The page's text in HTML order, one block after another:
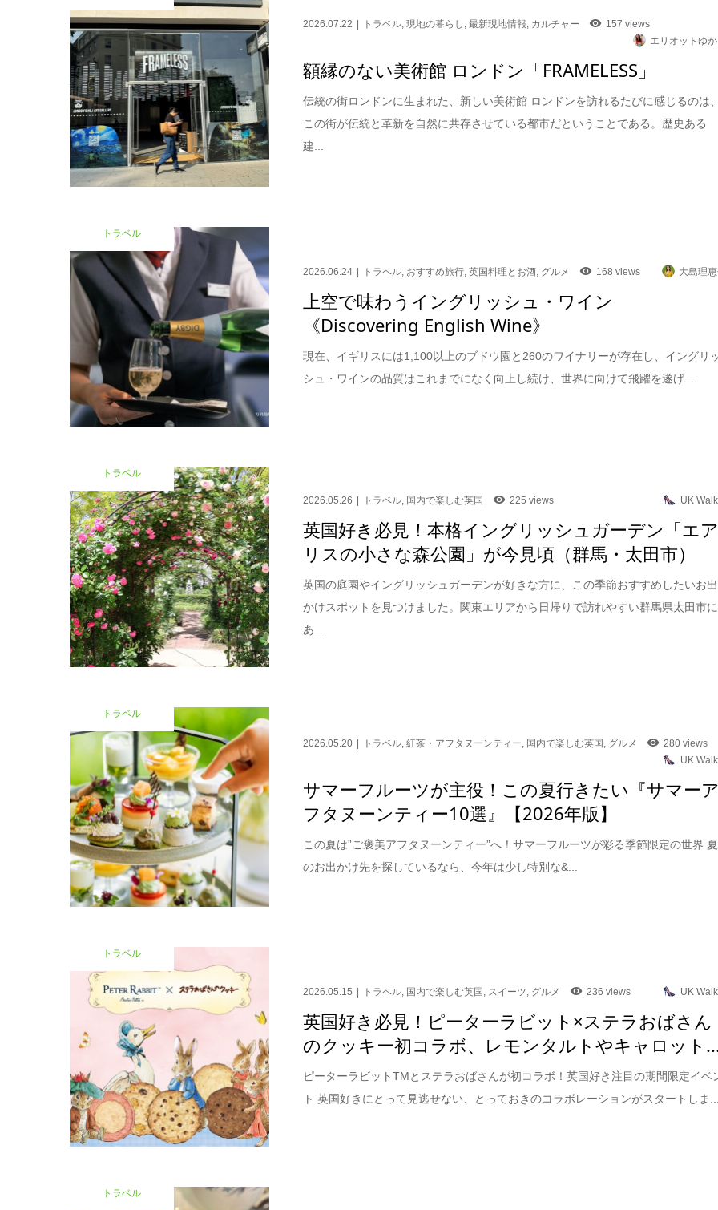
2026.07.22 トラベル,現地の暮らし ,最新現地情報, カルチャー
157 views
エリオットゆか
額縁のない美術館 ロンドン「FRAMELESS」
伝統の街ロンドンに生まれた、新しい美術館 ロンドンを訪れるたびに感じるのは、
この街が伝統と革新を自然に共存させている都市だということである。歴史ある
建...
トラベル
2026.06.24 トラベル, おすすめ旅行,英国料理とお酒, グルメ 168 views 大島理
上空で味わうイングリッシュ・ワイン
《Discovering English Wine》
現在、イギリスには1,100以上のブドウ園と260のワイナリーが存在し、イングリ
シュ・ワインの品質はこれまでになく向上し続け、世界に向けて飛躍を遂げ...
トラベル
2026.05.26 トラベル, 国内で楽しむ英国 225 views UK
英国好き必見！本格イングリッシュガーデン「エア
リスの小さな森公園」が今見頃（群馬・太田市）
英国の庭園やイングリッシュガーデンが好きな方に、この季節おすすめしたいお出
かけスポットを見つけました。関東エリアから日帰りで訪れやすい群馬県太田市に
あ...
トラベル
2026.05.20 トラベル,紅茶・アフタヌーンティー, 国内で楽しむ英国 , グルメ
280 views
UK
サマーフルーツが主役！この夏行きたい『サマーア
フタヌーンティー10選』【2026年版】
この夏は”ご褒美アフタヌーンティー”へ！サマーフルーツが彩る季節限定の世界 夏
のお出かけ先を探しているなら、今年は少し特別な&...
トラベル
2026.05.15 トラベル, 国内で楽しむ英国 , スイーツ, グルメ 236 views UK
英国好き必見！ピーターラビット×ステラおばさん
のクッキー初コラボ、レモンタルトやキャロット
ピーターラビットTMとステラおばさんが初コラボ！英国好き注目の期間限定イベ
ト 英国好きにとって見逃せない、とっておきのコラボレーションがスタートしま...
トラベル